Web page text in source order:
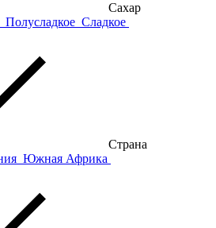
Сахар
Полусладкое Сладкое
Страна
Южная Африка